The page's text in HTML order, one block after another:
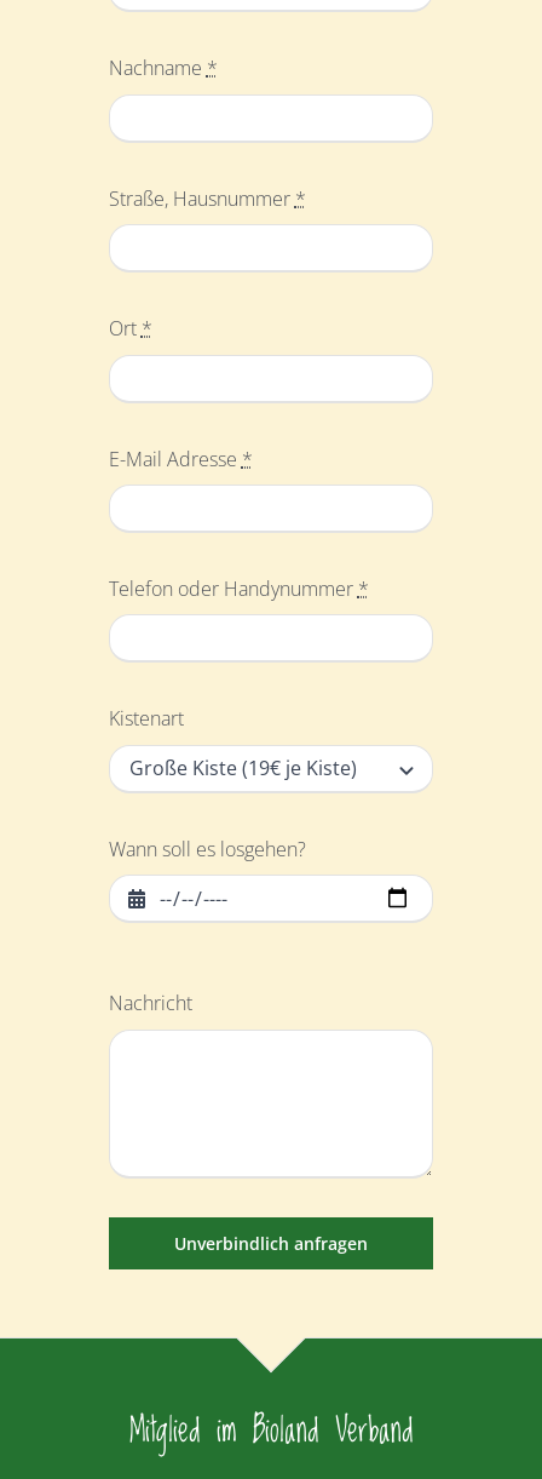
Nachname*
Straße, Hausnummer *
Ort *
E-Mail Adresse *
Telefon oder Handynummer *
Kistenart
Wann soll es losgehen?
Nachricht
Unverbindlich anfragen
Mitglied im Bioland Verband